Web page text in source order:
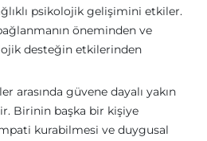
psikolojik gelişimini etkiler.
öneminden ve
desteğin etkilerinden
arasında güvene dayalı yakın
Birinin başka bir kişiye
kurabilmesi ve duygusal